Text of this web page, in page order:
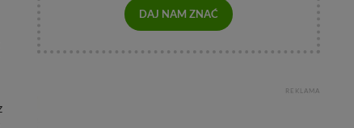
DAJ NAM ZNAĆ
REKLAMA